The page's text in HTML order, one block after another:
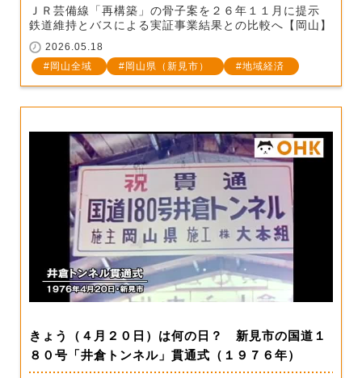
ＪＲ芸備線「再構築」の骨子案を２６年１１月に提示
鉄道維持とバスによる実証事業結果との比較へ【岡山】
2026.05.18
岡山全域
岡山県（新見市） 地域経済
きょう（４月２０日）は何の日？ 新見市の国道１
８０号「井倉トンネル」貫通式（１９７６年）